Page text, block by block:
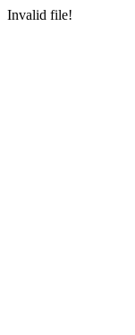
Invalid file!